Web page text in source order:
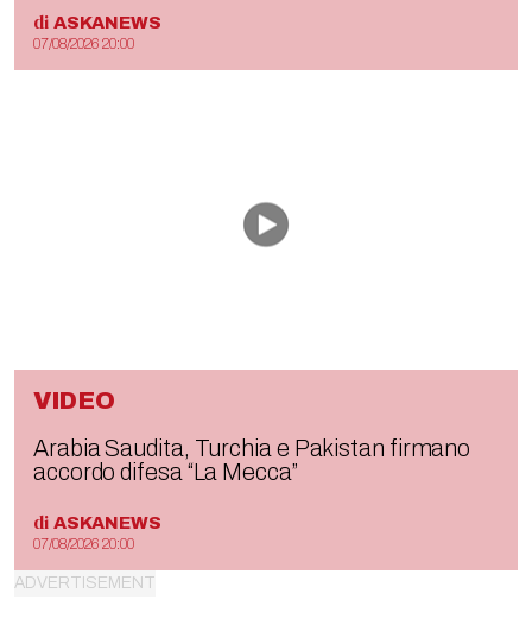
di ASKANEWS
07/08/2026 20:00
VIDEO
Arabia Saudita, Turchia e Pakistan firmano
accordo difesa “La Mecca”
di ASKANEWS
07/08/2026 20:00